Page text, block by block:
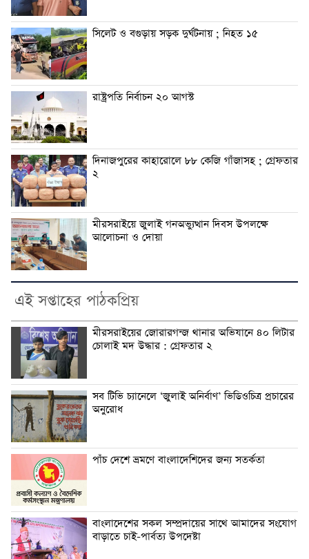
সিলেট ও বগুড়ায় সড়ক দুর্ঘটনায় ; নিহত ১৫
রাষ্ট্রপতি নির্বাচন ২০ আগস্ট
দিনাজপুরের কাহারোলে ৮৮ কেজি গাঁজাসহ ; গ্রেফতার
২
মীরসরাইয়ে জুলাই গনঅভ্যুত্থান দিবস উপলক্ষে
আলোচনা ও দোয়া
এই সপ্তাহের পাঠকপ্রিয়
মীরসরাইয়ের জোরারগন্জ থানার অভিযানে ৪০ লিটার
চোলাই মদ উদ্ধার : গ্রেফতার ২
সব টিভি চ্যানেলে ‘জুলাই অনির্বাণ’ ভিডিওচিত্র প্রচারের
অনুরোধ
পাঁচ দেশে ভ্রমণে বাংলাদেশিদের জন্য সতর্কতা
বাংলাদেশের সকল সম্প্রদায়ের সাথে আমাদের সংযোগ
বাড়াতে চাই-পার্বত্য উপদেষ্টা